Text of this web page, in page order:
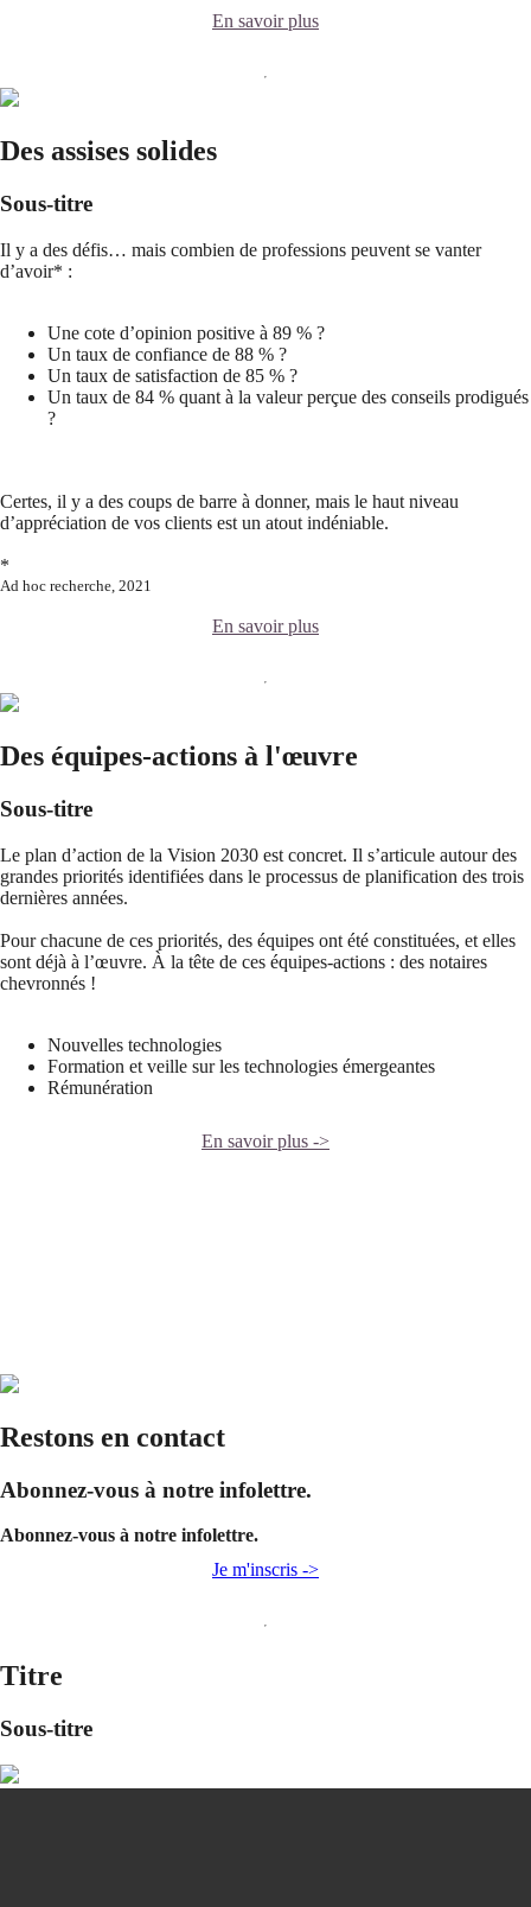
En savoir plus
Des assises solides
Sous-titre
Il y a des défis… mais combien de professions peuvent se vanter
d’avoir* :
Une cote d’opinion positive à 89 % ?
Un taux de confiance de 88 % ?
Un taux de satisfaction de 85 % ?
Un taux de 84 % quant à la valeur perçue des conseils prodigués
?
Certes, il y a des coups de barre à donner, mais le haut niveau
d’appréciation de vos clients est un atout indéniable.
*
Ad hoc recherche, 2021
En savoir plus
Des équipes-actions à l'œuvre
Sous-titre
Le plan d’action de la Vision 2030 est concret. Il s’articule autour des
grandes priorités identifiées dans le processus de planification des trois
dernières années.
Pour chacune de ces priorités, des équipes ont été constituées, et elles
sont déjà à l’œuvre. À la tête de ces équipes-actions : des notaires
chevronnés !
Nouvelles technologies
Formation et veille sur les technologies émergeantes
Rémunération
En savoir plus ->
Restons en contact
Abonnez-vous à notre infolettre.
Abonnez-vous à notre infolettre.
Je m'inscris ->
Titre
Sous-titre